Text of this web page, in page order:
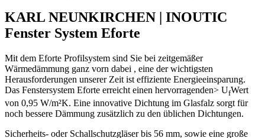
KARL NEUNKIRCHEN | INOUTIC
Fenster System Eforte
Mit dem Eforte Profilsystem sind Sie bei zeitgemäßer
Wärmedämmung ganz vorn dabei , eine der wichtigsten
Herausforderungen unserer Zeit ist effiziente Energieeinsparung.
Das Fenstersystem Eforte erreicht einen hervorragenden> UfWert
von 0,95 W/m²K. Eine innovative Dichtung im Glasfalz sorgt für
noch bessere Dämmung zusätzlich zu den üblichen Dichtungen.
Sicherheits- oder Schallschutzgläser bis 56 mm, sowie eine große